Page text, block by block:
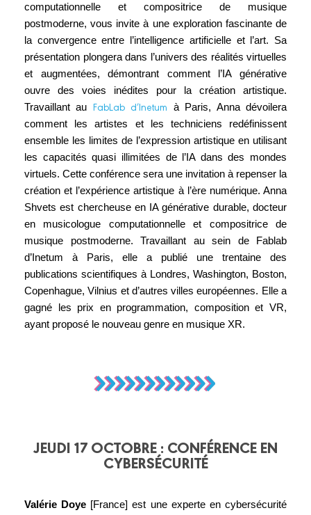
computationnelle et compositrice de musique
postmoderne, vous invite à une exploration fascinante de
la convergence entre l’intelligence artificielle et l’art. Sa
présentation plongera dans l’univers des réalités virtuelles
et augmentées, démontrant comment l’IA générative
ouvre des voies inédites pour la création artistique.
Travaillant au FabLab d’Inetum à Paris, Anna dévoilera
comment les artistes et les techniciens redéfinissent
ensemble les limites de l’expression artistique en utilisant
les capacités quasi illimitées de l’IA dans des mondes
virtuels. Cette conférence sera une invitation à repenser la
création et l’expérience artistique à l’ère numérique. Anna
Shvets est chercheuse en IA générative durable, docteur
en musicologue computationnelle et compositrice de
musique postmoderne. Travaillant au sein de Fablab
d’Inetum à Paris, elle a publié une trentaine des
publications scientifiques à Londres, Washington, Boston,
Copenhague, Vilnius et d’autres villes européennes. Elle a
gagné les prix en programmation, composition et VR,
ayant proposé le nouveau genre en musique XR.
JEUDI 17 OCTOBRE : CONFÉRENCE EN
CYBERSÉCURITÉ
Valérie Doye [France] est une experte en cybersécurité